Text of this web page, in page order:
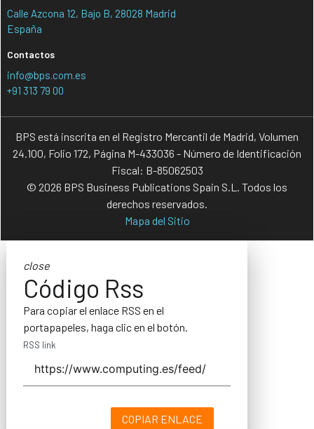
Calle Azcona 12, Bajo B, 28028 Madrid
España
Contactos
info@bps.com.es
+91 313 79 00
BPS está inscrita en el Registro Mercantil de Madrid, Volumen
24.100, Folio 172, Página M-433036 - Número de Identificación
Fiscal: B-85062503
© 2026 BPS Business Publications Spain S.L. Todos los
derechos reservados.
Mapa del Sitio
close
Código Rss
Para copiar el enlace RSS en el
portapapeles, haga clic en el botón.
RSS link
COPIAR ENLACE